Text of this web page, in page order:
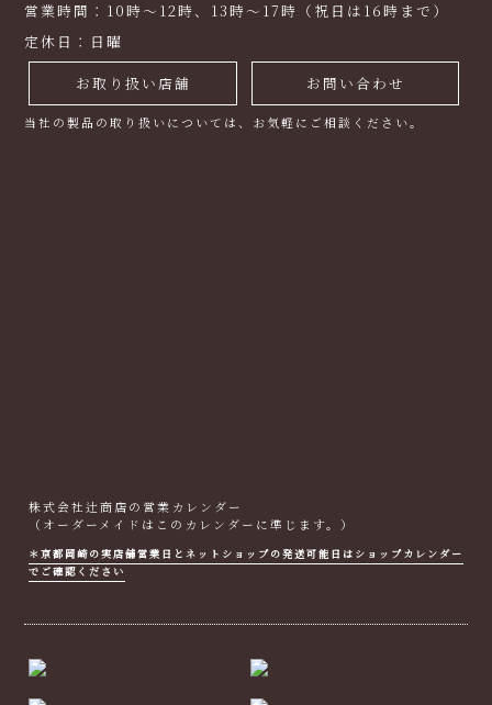
営業時間：10時～12時、13時～17時（祝日は16時まで）
定休日：日曜
お取り扱い店舗 お問い合わせ
当社の製品の取り扱いについては、お気軽にご相談ください。
株式会社辻商店の営業カレンダー
（オーダーメイドはこのカレンダーに準じます。）
＊京都岡崎の実店舗営業日とネットショップの発送可能日はショップカレンダー
でご確認ください